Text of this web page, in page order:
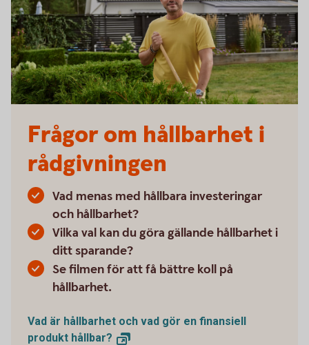
Frågor om hållbarhet i
rådgivningen
Vad menas med hållbara investeringar
och hållbarhet?
Vilka val kan du göra gällande hållbarhet i
ditt sparande?
Se filmen för att få bättre koll på
hållbarhet.
Vad är hållbarhet och vad gör en finansiell
produkt hållbar?